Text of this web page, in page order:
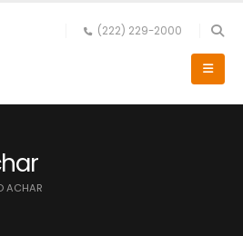
(222) 229-2000
ACHAR